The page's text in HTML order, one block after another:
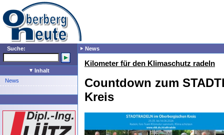
Suche:
Inhalt
News
News
Kilometer für den Klimaschutz radeln
Countdown zum
Kreis